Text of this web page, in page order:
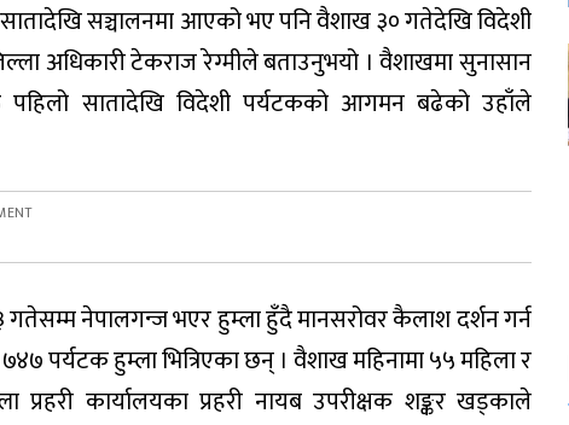
सञ्चालनमा आएको भए पनि वैशाख ३० गतेदेखि विदेशी
अधिकारी टेकराज रेग्मीले बताउनुभयो । वैशाखमा सुनासान
सातादेखि विदेशी पर्यटकको आगमन बढेको उहाँले
नेपालगन्ज भएर हुम्ला हुँदै मानसरोवर कैलाश दर्शन गर्न
पर्यटक हुम्ला भित्रिएका छन् । वैशाख महिनामा ५५ महिला र
कार्यालयका प्रहरी नायब उपरीक्षक शङ्कर खड्काले